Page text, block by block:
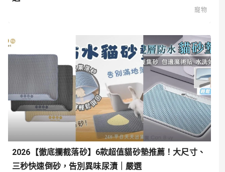
寵物
2026【徹底攔截落砂】6款超值貓砂墊推薦！大尺寸、
三秒快速倒砂，告別異味尿漬｜嚴選